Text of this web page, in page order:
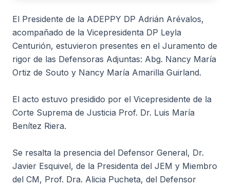
El Presidente de la ADEPPY DP Adrián Arévalos,
acompañado de la Vicepresidenta DP Leyla
Centurión, estuvieron presentes en el Juramento de
rigor de las Defensoras Adjuntas: Abg. Nancy María
Ortiz de Souto y Nancy María Amarilla Guirland.
El acto estuvo presidido por el Vicepresidente de la
Corte Suprema de Justicia Prof. Dr. Luis María
Benítez Riera.
Se resalta la presencia del Defensor General, Dr.
Javier Esquivel, de la Presidenta del JEM y Miembro
del CM, Prof. Dra. Alicia Pucheta, del Defensor